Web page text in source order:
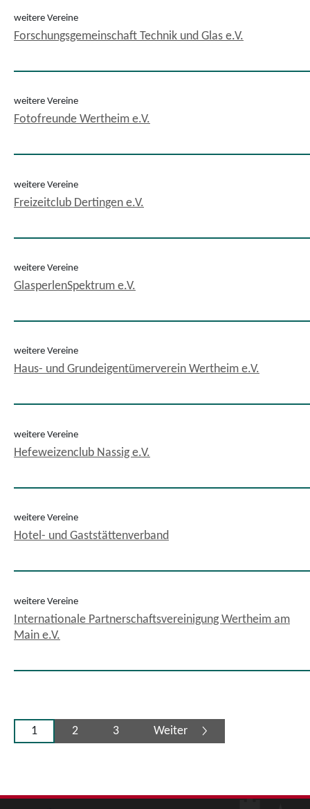
weitere Vereine
Forschungsgemeinschaft Technik und Glas e.V.
weitere Vereine
Fotofreunde Wertheim e.V.
weitere Vereine
Freizeitclub Dertingen e.V.
weitere Vereine
GlasperlenSpektrum e.V.
weitere Vereine
Haus- und Grundeigentümerverein Wertheim e.V.
weitere Vereine
Hefeweizenclub Nassig e.V.
weitere Vereine
Hotel- und Gaststättenverband
weitere Vereine
Internationale Partnerschaftsvereinigung Wertheim am
Main e.V.
1 2 3 Weiter